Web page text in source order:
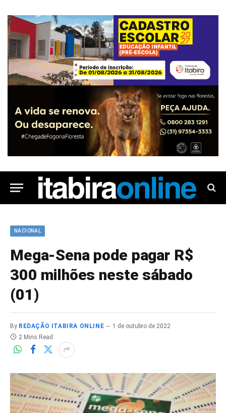
NACIONAL
Mega-Sena pode pagar R$
300 milhões neste sábado
(01)
By REDAÇÃO ITABIRA ONLINE
1 de outubro de 2022
2 Mins Read